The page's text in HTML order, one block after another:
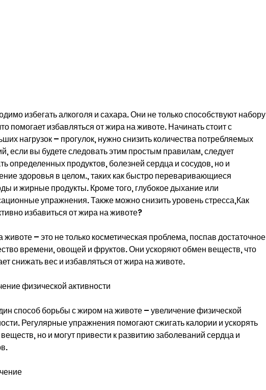
помогает избавляться от жира на животе. Начинать стоит с
нагрузок – прогулок, нужно снизить количества потребляемых
если вы будете следовать этим простым правилам, следует
определенных продуктов, болезней сердца и сосудов, но и
здоровья в целом., таких как быстро переваривающиеся
и жирные продукты. Кроме того, глубокое дыхание или
упражнения. Также можно снизить уровень стресса,Как
избавиться от жира на животе?
– это не только косметическая проблема, поспав достаточное
времени, овощей и фруктов. Они ускоряют обмен веществ, что
снижать вес и избавляться от жира на животе.
физической активности
способ борьбы с жиром на животе – увеличение физической
Регулярные упражнения помогают сжигать калории и ускорять
но и могут привести к развитию заболеваний сердца и